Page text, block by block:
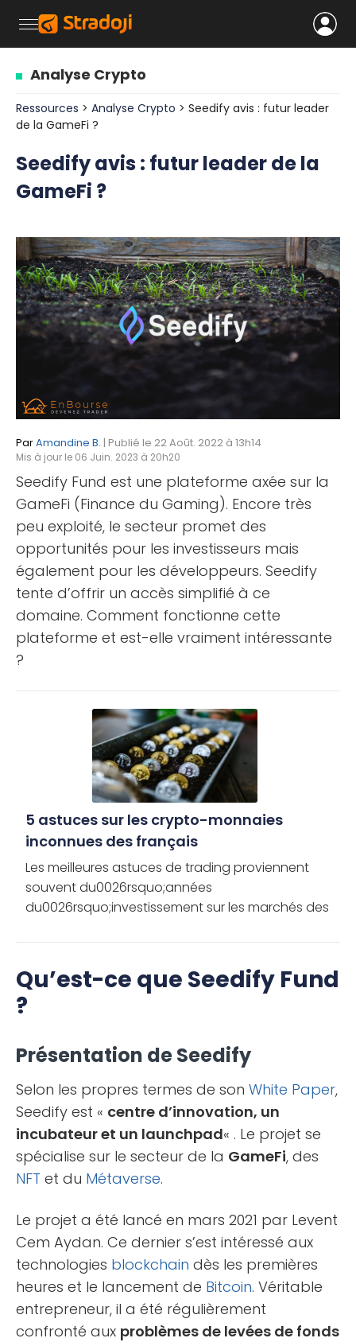
Analyse Crypto
Ressources > Analyse Crypto > Seedify avis : futur leader
de la GameFi ?
Seedify avis : futur leader de la
GameFi ?
ParAmandine B. | Publié le 22 Août. 2022 à 13h14
Mis à jour le 06 Juin. 2023 à 20h20
Seedify Fund est une plateforme axée sur la
GameFi (Finance du Gaming). Encore très
peu exploité, le secteur promet des
opportunités pour les investisseurs mais
également pour les développeurs. Seedify
tente d’offrir un accès simplifié à ce
domaine. Comment fonctionne cette
plateforme et est-elle vraiment intéressante
?
5 astuces sur les crypto-monnaies
inconnues des français
Les meilleures astuces de trading proviennent
souvent du0026rsquo;années
du0026rsquo;investissement sur les marchés des
Qu’est-ce que Seedify Fund
?
Présentation de Seedify
Selon les propres termes de son White Paper,
Seedify est « centre d’innovation, un
incubateur et un launchpad« . Le projet se
spécialise sur le secteur de la GameFi, des
NFT et du Métaverse.
Le projet a été lancé en mars 2021 par Levent
Cem Aydan. Ce dernier s’est intéressé aux
technologies blockchain dès les premières
heures et le lancement de Bitcoin. Véritable
entrepreneur, il a été régulièrement
confronté aux problèmes de levées de fonds